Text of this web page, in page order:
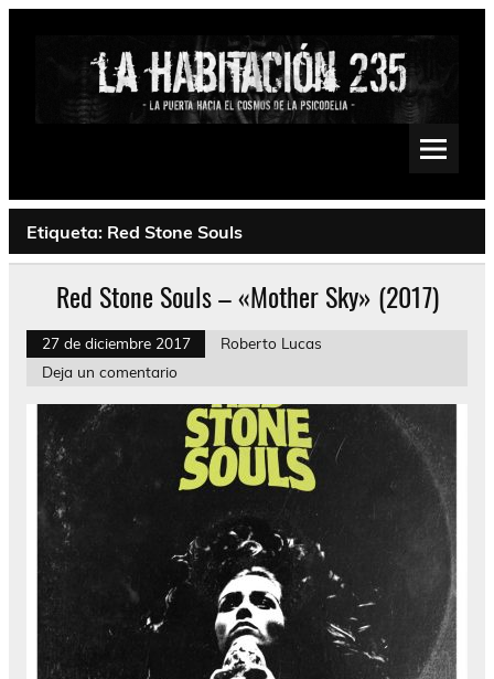
Saltar
Psychedelic, Stoner, Doom, Sludge, Fuzz, Space, Drone
Etiqueta: Red Stone Souls
Red Stone Souls – «Mother Sky» (2017)
27 de diciembre 2017
Roberto Lucas
Deja un comentario